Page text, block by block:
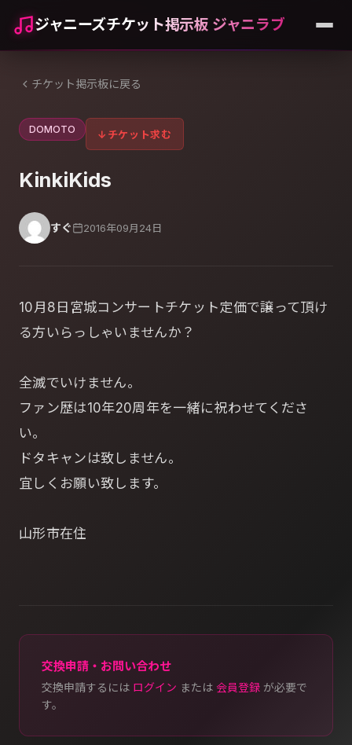
ジャニーズチケット掲示板 ジャニラブ
チケット掲示板に戻る
DOMOTO ↓ チケット求む
KinkiKids
すぐ 2016年09月24日
10月8日宮城コンサートチケット定価で譲って頂け
る方いらっしゃいませんか？
全滅でいけません。
ファン歴は10年20周年を一緒に祝わせてくださ
い。
ドタキャンは致しません。
宜しくお願い致します。
山形市在住
交換申請・お問い合わせ
交換申請するには ログイン または 会員登録 が必要で
す。